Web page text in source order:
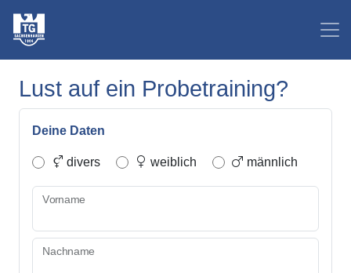
Lust auf ein Probetraining?
Deine Daten
divers weiblich männlich
Vorname
Nachname